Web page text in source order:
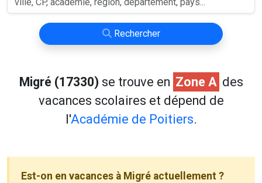
Rechercher
Migré (17330) se trouve en Zone A des
vacances scolaires et dépend de
l'Académie de Poitiers.
Est-on en vacances à Migré actuellement ?